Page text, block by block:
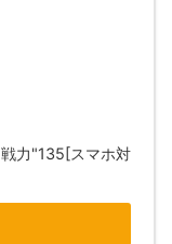
力"135[スマホ対